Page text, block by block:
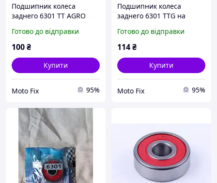
Подшипник колеса
заднего 6301 TT AGRO
Альфа, MFTA-1735
Готово до відправки
100₴
Купити
Moto Fix 95%
Подшипник колеса
заднего 6301 TTG на
MFTA-43249
Готово до відправки
114₴
Купити
Moto Fix 95%